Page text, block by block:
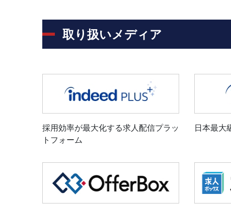
取り扱いメディア
採用効率が最大化する求人配信プラッ
トフォーム
日本最大